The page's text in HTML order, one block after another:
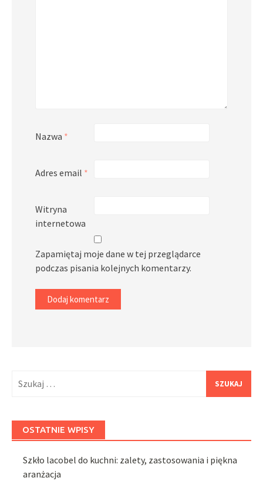
Nazwa *
Adres email *
Witryna
internetowa
Zapamiętaj moje dane w tej przeglądarce
podczas pisania kolejnych komentarzy.
OSTATNIE WPISY
Szkło lacobel do kuchni: zalety, zastosowania i piękna
aranżacja